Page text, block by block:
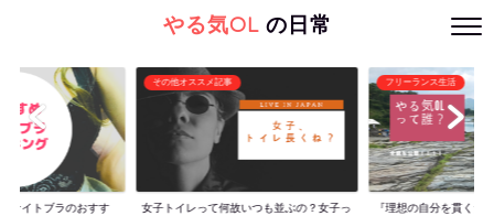
やる気OLの日常
ナイトブラのおすす
その他オススメ記事
女子トイレって何故いつも並ぶの？女子っ
フリーランス生活
『理想の自分を貫くた